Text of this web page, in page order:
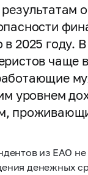
в 2025 году.
чаще
уровнем
из ЕАО не
денежных